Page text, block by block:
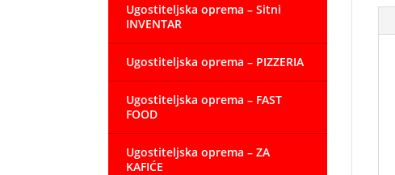
Ugostiteljska oprema – Sitni
INVENTAR
Ugostiteljska oprema – PIZZERIA
Ugostiteljska oprema – FAST
FOOD
Ugostiteljska oprema – ZA
KAFIĆE